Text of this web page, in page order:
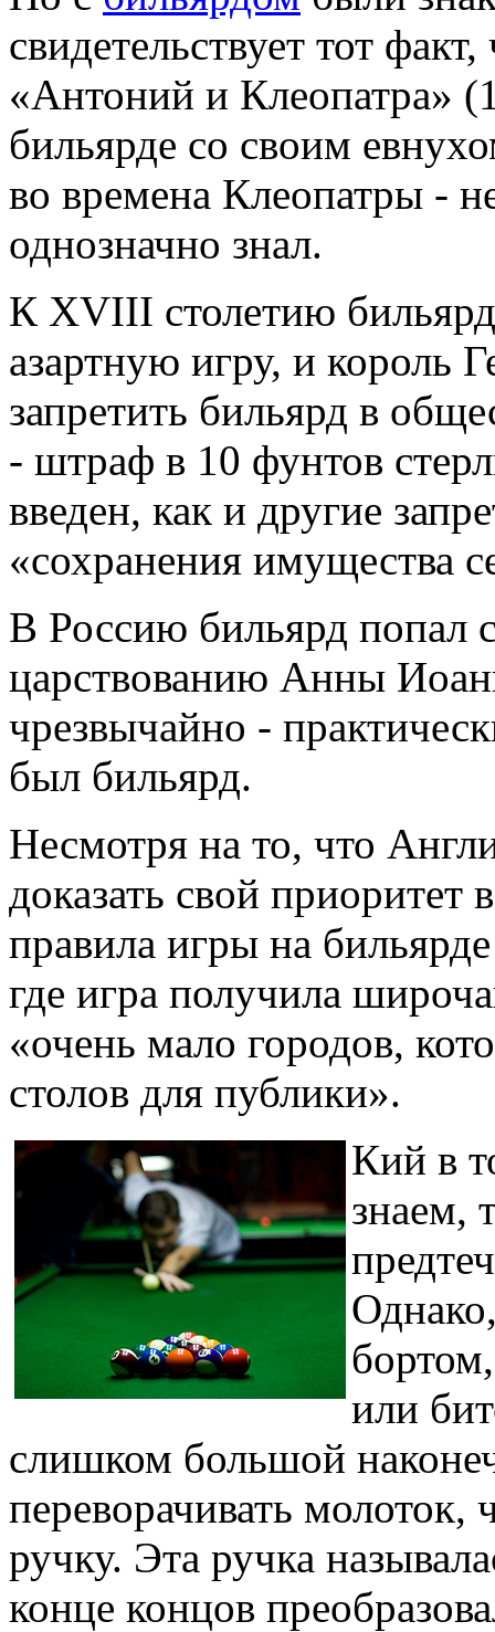
свидетельствует тот
«Антоний и Клеопатра»
бильярде со своим
во времена Клеопатры -
однозначно знал.
К XVIII столетию
азартную игру, и король
запретить бильярд в
- штраф в 10 фунтов
введен, как и другие
«сохранения имущества
В Россию бильярд попал
царствованию Анны
чрезвычайно -
был бильярд.
Несмотря на то, что
доказать свой приоритет
правила игры на
где игра получила
«очень мало городов,
столов для публики».
Кий в
знаем,
или
слишком большой
переворачивать молоток,
ручку. Эта ручка
конце концов